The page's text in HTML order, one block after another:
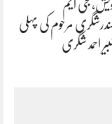
جی ایم
مرحوم کی پہلی
احمد شگری